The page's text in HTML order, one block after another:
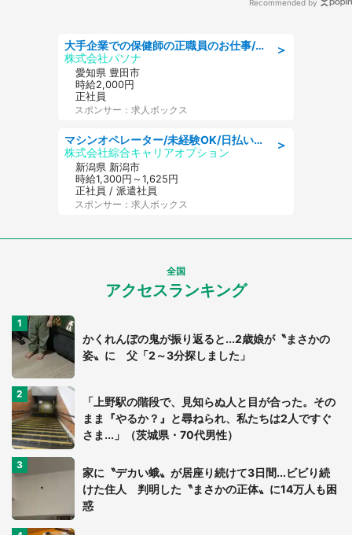
Recommended by
＞
大手企業での保健師の正職員のお仕事/残業なし/要資格:保健師
株式会社パソナ
愛知県 豊田市
時給2,000円
正社員
スポンサー：求人ボックス
＞
マシンオペレーター/未経験OK/日払いOK/寮費無料/交替制/20・30・40代活躍中
株式会社綜合キャリアオプション
新潟県 新潟市
時給1,300円～1,625円
正社員 / 派遣社員
スポンサー：求人ボックス
全国
アクセスランキング
かくれんぼの鬼が振り返ると...2歳娘が〝まさかの
姿〟に 父「2～3分探しました」
「上野駅の階段で、見知らぬ人と目が合った。その
まま『やるか？』と尋ねられ、私たちは2人ですぐ
さま...」（茨城県・70代男性）
家に〝デカい蛾〟が居座り続けて3日間...ビビり続
けた住人 判明した〝まさかの正体〟に14万人も困
惑